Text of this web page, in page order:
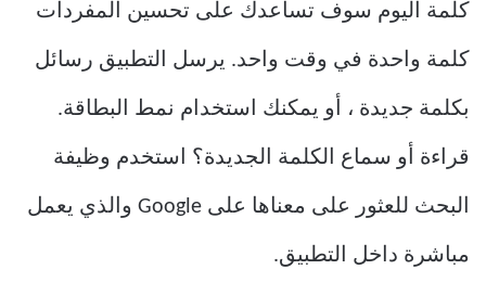
كلمة اليوم سوف تساعدك على تحسين المفردات
كلمة واحدة في وقت واحد. يرسل التطبيق رسائل
بكلمة جديدة ، أو يمكنك استخدام نمط البطاقة.
قراءة أو سماع الكلمة الجديدة؟ استخدم وظيفة
البحث للعثور على معناها على Google والذي يعمل
مباشرة داخل التطبيق.